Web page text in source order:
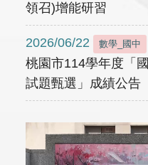
領召)增能研習
2026/06/22 數學_國中
桃園市114學年度「
試題甄選」成績公告